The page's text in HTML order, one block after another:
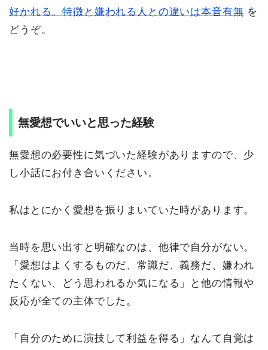
好かれる。特徴と嫌われる人との違いは本音有無 を
どうぞ。
無愛想でいいと思った経験
無愛想の必要性に気づいた経験がありますので、少
し小話にお付き合いください。
私はとにかく愛想を振りまいていた時があります。
当時を思い出すと明確なのは、他律で自分がない。
「愛想はよくするものだ、常識だ、義務だ、嫌われ
たくない、どう思われるか気になる」と他の情報や
反応が全ての主体でした。
「自分のために演技して利益を得る」なんて自覚は